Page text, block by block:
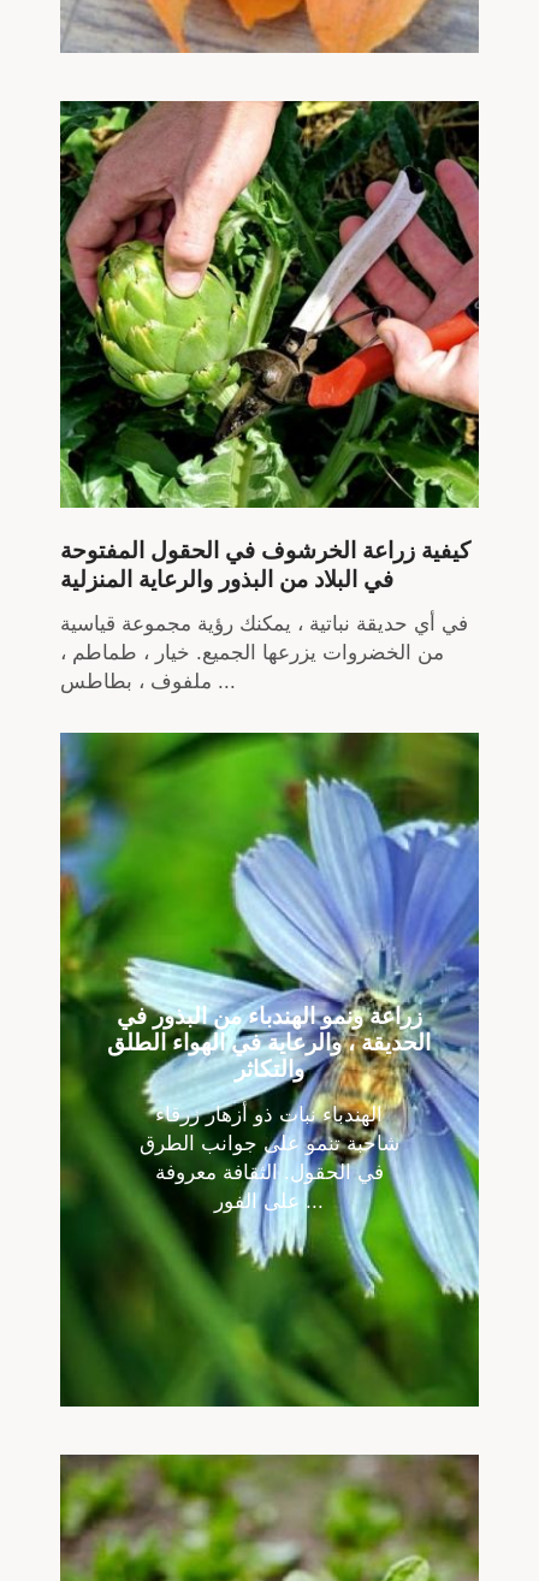
كيفية زراعة الخرشوف في الحقول المفتوحة
في البلاد من البذور والرعاية المنزلية
في أي حديقة نباتية ، يمكنك رؤية مجموعة قياسية
من الخضروات يزرعها الجميع. خيار ، طماطم ،
ملفوف ، بطاطس ...
زراعة ونمو الهندباء من البذور في
الحديقة ، والرعاية في الهواء الطلق
والتكاثر
الهندباء نبات ذو أزهار زرقاء
شاحبة تنمو على جوانب الطرق
في الحقول. الثقافة معروفة
على الفور ...